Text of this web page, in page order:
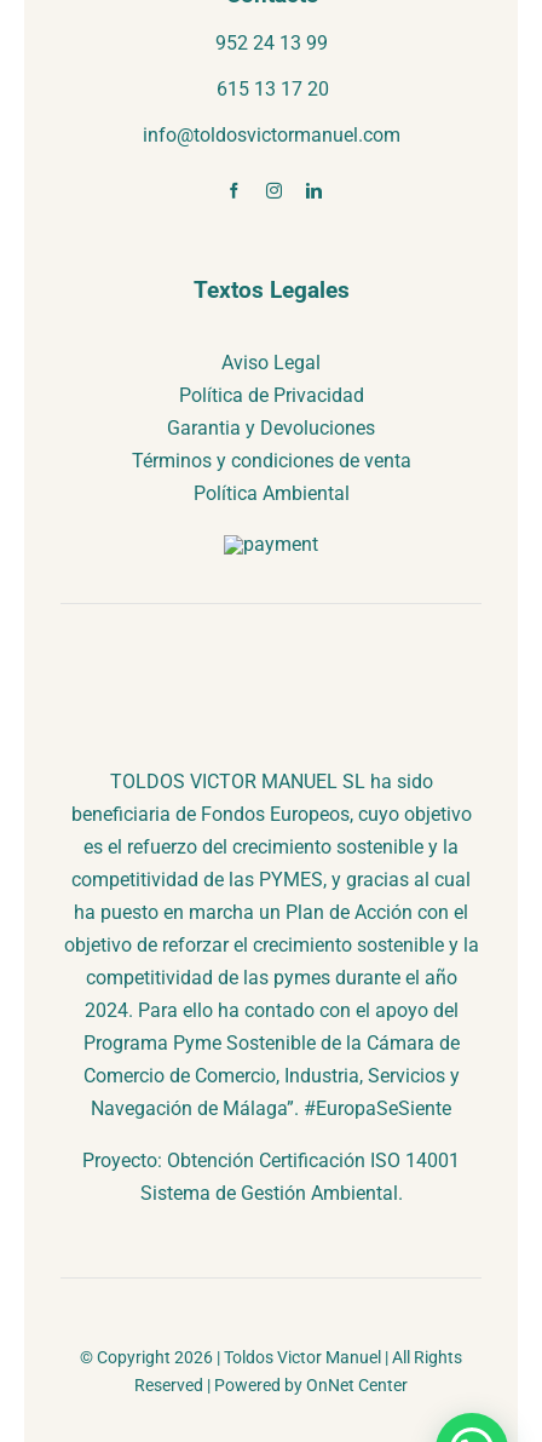
Textos Legales
Aviso Legal
Política de Privacidad
Garantia y Devoluciones
Términos y condiciones de venta
Política Ambiental
952 24 13 99
615 13 17 20
info@toldosvictormanuel.com
TOLDOS VICTOR MANUEL SL ha sido
beneficiaria de Fondos Europeos, cuyo objetivo
es el refuerzo del crecimiento sostenible y la
competitividad de las PYMES, y gracias al cual
ha puesto en marcha un Plan de Acción con el
objetivo de reforzar el crecimiento sostenible y la
competitividad de las pymes durante el año
2024. Para ello ha contado con el apoyo del
Programa Pyme Sostenible de la Cámara de
Comercio de Comercio, Industria, Servicios y
Navegación de Málaga”. #EuropaSeSiente
Proyecto: Obtención Certificación ISO 14001
Sistema de Gestión Ambiental.
© Copyright 2026 | Toldos Victor Manuel | All Rights
Reserved | Powered by OnNet Center